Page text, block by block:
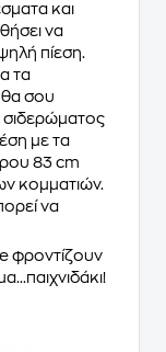
και
να
πίεση.
τα
σου
σιδερώματος
με τα
83 cm
κομματιών.
να
φροντίζουν